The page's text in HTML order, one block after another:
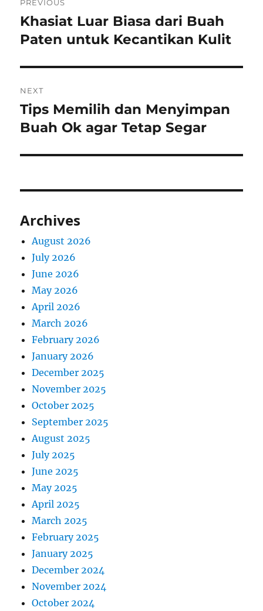
navigation
PREVIOUS
Previous
post:
Khasiat Luar Biasa dari Buah
Paten untuk Kecantikan Kulit
NEXT
Next
post:
Tips Memilih dan Menyimpan
Buah Ok agar Tetap Segar
Archives
August 2026
July 2026
June 2026
May 2026
April 2026
March 2026
February 2026
January 2026
December 2025
November 2025
October 2025
September 2025
August 2025
July 2025
June 2025
May 2025
April 2025
March 2025
February 2025
January 2025
December 2024
November 2024
October 2024